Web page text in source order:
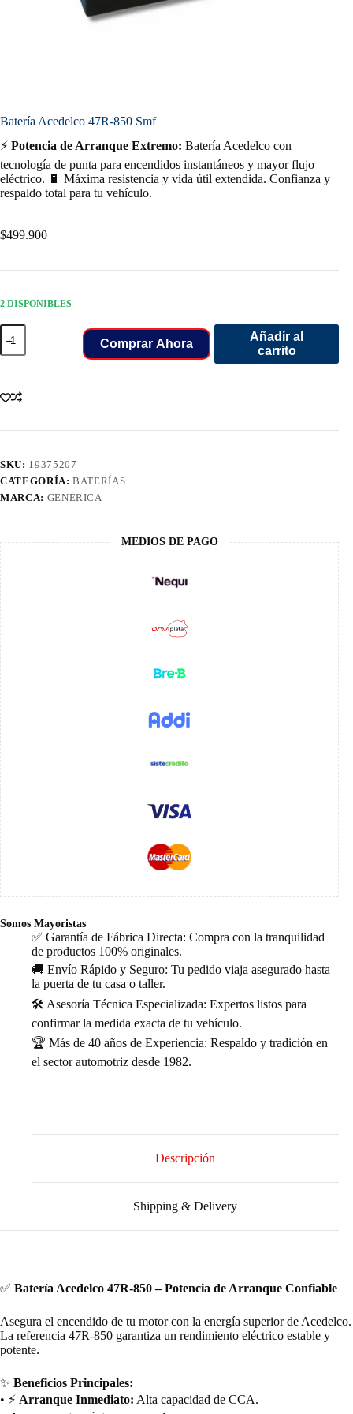
Batería Acedelco 47R-850 Smf
⚡ Potencia de Arranque Extremo: Batería Acedelco con
tecnología de punta para encendidos instantáneos y mayor flujo
eléctrico. 🔋 Máxima resistencia y vida útil extendida. Confianza y
respaldo total para tu vehículo.
$499.900
2 DISPONIBLES
Batería
Acedelco
47R-
cantidad
Comprar Ahora
Añadir al
carrito
SKU: 19375207
CATEGORÍA:BATERÍAS
MARCA: GENÉRICA
MEDIOS DE PAGO
Somos Mayoristas
✅ Garantía de Fábrica Directa: Compra con la tranquilidad
de productos 100% originales.
🚚 Envío Rápido y Seguro: Tu pedido viaja asegurado hasta
la puerta de tu casa o taller.
🛠️ Asesoría Técnica Especializada: Expertos listos para
confirmar la medida exacta de tu vehículo.
🏆 Más de 40 años de Experiencia: Respaldo y tradición en
el sector automotriz desde 1982.
Descripción
Shipping & Delivery
✅ Batería Acedelco 47R-850 – Potencia de Arranque Confiable
Asegura el encendido de tu motor con la energía superior de Acedelco.
La referencia 47R-850 garantiza un rendimiento eléctrico estable y
potente.
✨ Beneficios Principales:
• ⚡ Arranque Inmediato: Alta capacidad de CCA.